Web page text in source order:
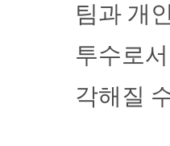
팀과 개
투수로
각해질